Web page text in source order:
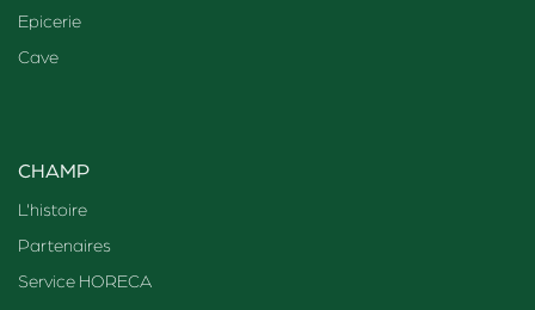
Epicerie
Cave
CHAMP
L'histoire
Partenaires
Service HORECA